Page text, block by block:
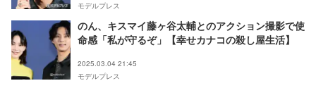
モデルプレス
のん、キスマイ藤ヶ谷太輔とのアクション撮影で使
命感「私が守るぞ」【幸せカナコの殺し屋生活】
2025.03.04 21:45
モデルプレス